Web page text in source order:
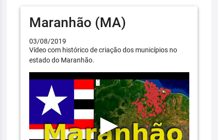
Maranhão (MA)
03/08/2019
Vídeo com histórico de criação dos municípios no
estado do Maranhão.